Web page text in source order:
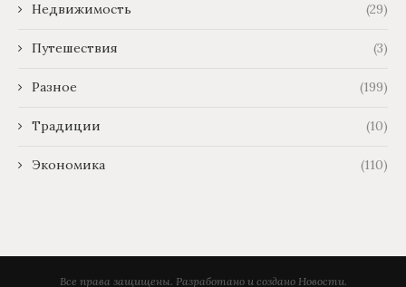
Недвижимость (29)
Путешествия (3)
Разное (199)
Традиции (10)
Экономика (110)
Все права защищены. Разработано и создано Новости.